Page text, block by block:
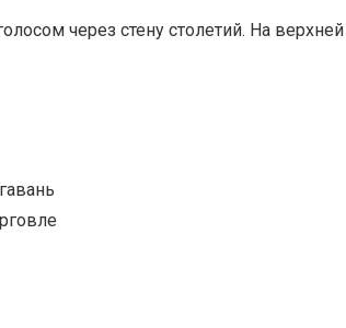
через стену столетий. На